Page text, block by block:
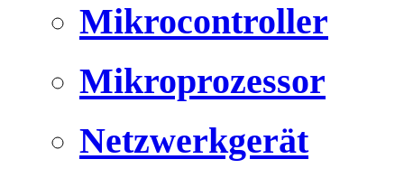
Mikrocontroller
Mikroprozessor
Netzwerkgerät